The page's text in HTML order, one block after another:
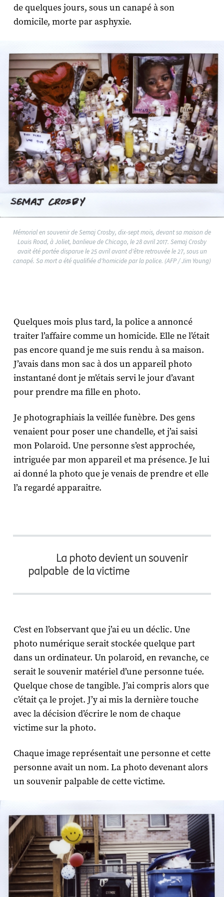
de quelques jours, sous un canapé à son
domicile, morte par asphyxie.
Mémorial en souvenir de Semaj Crosby, dix-sept mois, devant sa maison de
Louis Road, à Joliet, banlieue de Chicago, le 28 avril 2017. Semaj Crosby
avait été portée disparue le 25 avril avant d'être retrouvée le 27, sous un
canapé. Sa mort a été qualifiée d'homicide par la police. (AFP / Jim Young)
Quelques mois plus tard, la police a annoncé
traiter l’affaire comme un homicide. Elle ne l’était
pas encore quand je me suis rendu à sa maison.
J’avais dans mon sac à dos un appareil photo
instantané dont je m’étais servi le jour d’avant
pour prendre ma fille en photo.
Je photographiais la veillée funèbre. Des gens
venaient pour poser une chandelle, et j’ai saisi
mon Polaroid. Une personne s’est approchée,
intriguée par mon appareil et ma présence. Je lui
ai donné la photo que je venais de prendre et elle
l’a regardé apparaitre.
La photo devient un souvenir
palpable de la victime
C’est en l’observant que j’ai eu un déclic. Une
photo numérique serait stockée quelque part
dans un ordinateur. Un polaroid, en revanche, ce
serait le souvenir matériel d’une personne tuée.
Quelque chose de tangible. J’ai compris alors que
c’était ça le projet. J’y ai mis la dernière touche
avec la décision d’écrire le nom de chaque
victime sur la photo.
Chaque image représentait une personne et cette
personne avait un nom. La photo devenant alors
un souvenir palpable de cette victime.